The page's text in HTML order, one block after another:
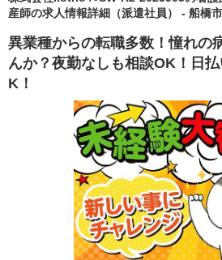
産師の求人情報詳細（派遣社員） - 船橋市
異業種からの転職多数！憧れの
んか？夜勤なしも相談OK！日
K！